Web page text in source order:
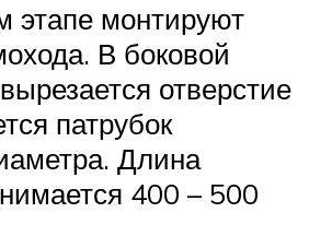
этапе монтируют
В боковой
отверстие
патрубок
Длина
400 – 500